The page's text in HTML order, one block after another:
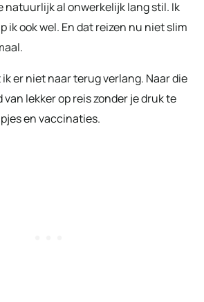
natuurlijk al onwerkelijk lang stil. Ik
ik ook wel. En dat reizen nu niet slim
er niet naar terug verlang. Naar die
lekker op reis zonder je druk te
en vaccinaties.